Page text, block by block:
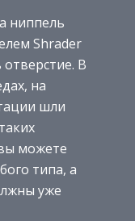
ниппель
Shrader
В
на
шли
можете
типа, а
уже